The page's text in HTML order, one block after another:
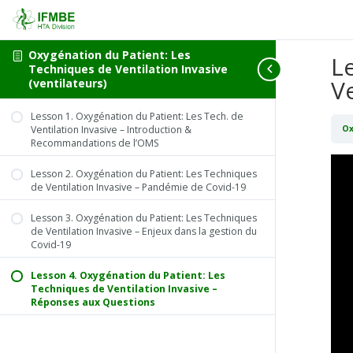
Oxygénation du Patient: Les
Techniques de Ventilation Invasive
(ventilateurs)
Lesson 1. Oxygénation du Patient: Les Tech. de
Ventilation Invasive – Introduction &
Recommandations de l’OMS
Lesson 2. Oxygénation du Patient: Les Techniques
de Ventilation Invasive – Pandémie de Covid-19
Lesson 3. Oxygénation du Patient: Les Techniques
de Ventilation Invasive – Enjeux dans la gestion du
Covid-19
Lesson 4. Oxygénation du Patient: Les
Techniques de Ventilation Invasive –
Réponses aux Questions